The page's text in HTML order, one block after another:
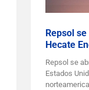
Repsol
Hecate
Repsol se
Estados